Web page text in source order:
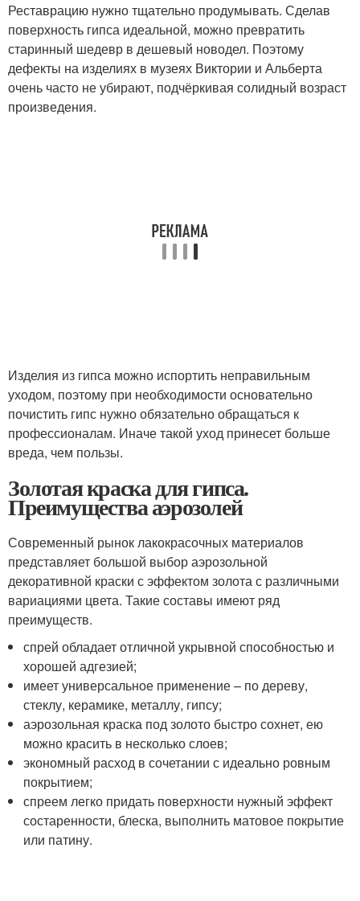
Реставрацию нужно тщательно продумывать. Сделав
поверхность гипса идеальной, можно превратить
старинный шедевр в дешевый новодел. Поэтому
дефекты на изделиях в музеях Виктории и Альберта
очень часто не убирают, подчёркивая солидный возраст
произведения.
Изделия из гипса можно испортить неправильным
уходом, поэтому при необходимости основательно
почистить гипс нужно обязательно обращаться к
профессионалам. Иначе такой уход принесет больше
вреда, чем пользы.
Золотая краска для гипса.
Преимущества аэрозолей
Современный рынок лакокрасочных материалов
представляет большой выбор аэрозольной
декоративной краски с эффектом золота с различными
вариациями цвета. Такие составы имеют ряд
преимуществ.
спрей обладает отличной укрывной способностью и
хорошей адгезией;
имеет универсальное применение – по дереву,
стеклу, керамике, металлу, гипсу;
аэрозольная краска под золото быстро сохнет, ею
можно красить в несколько слоев;
экономный расход в сочетании с идеально ровным
покрытием;
спреем легко придать поверхности нужный эффект
состаренности, блеска, выполнить матовое покрытие
или патину.